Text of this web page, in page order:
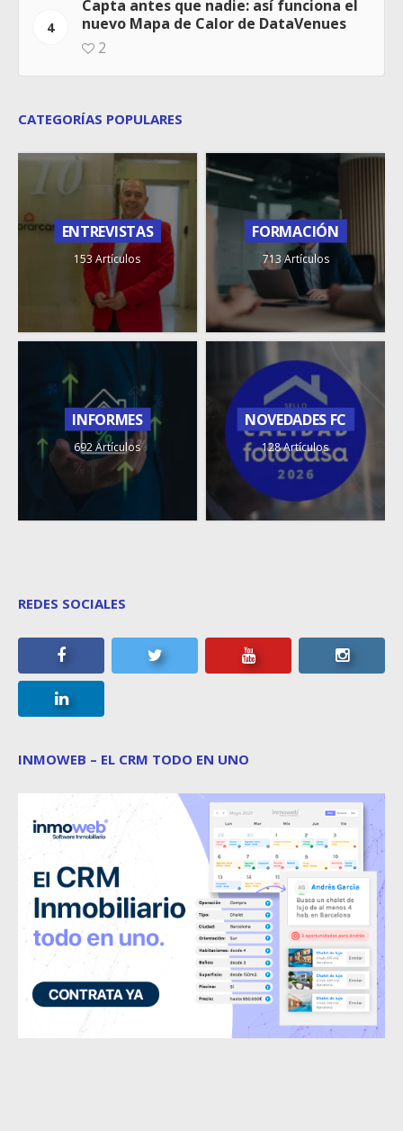
4
Capta antes que nadie: así funciona el
nuevo Mapa de Calor de DataVenues
2
CATEGORÍAS POPULARES
ENTREVISTAS
153 Artículos
FORMACIÓN
713 Artículos
INFORMES
692 Artículos
NOVEDADES FC
128 Artículos
REDES SOCIALES
INMOWEB – EL CRM TODO EN UNO